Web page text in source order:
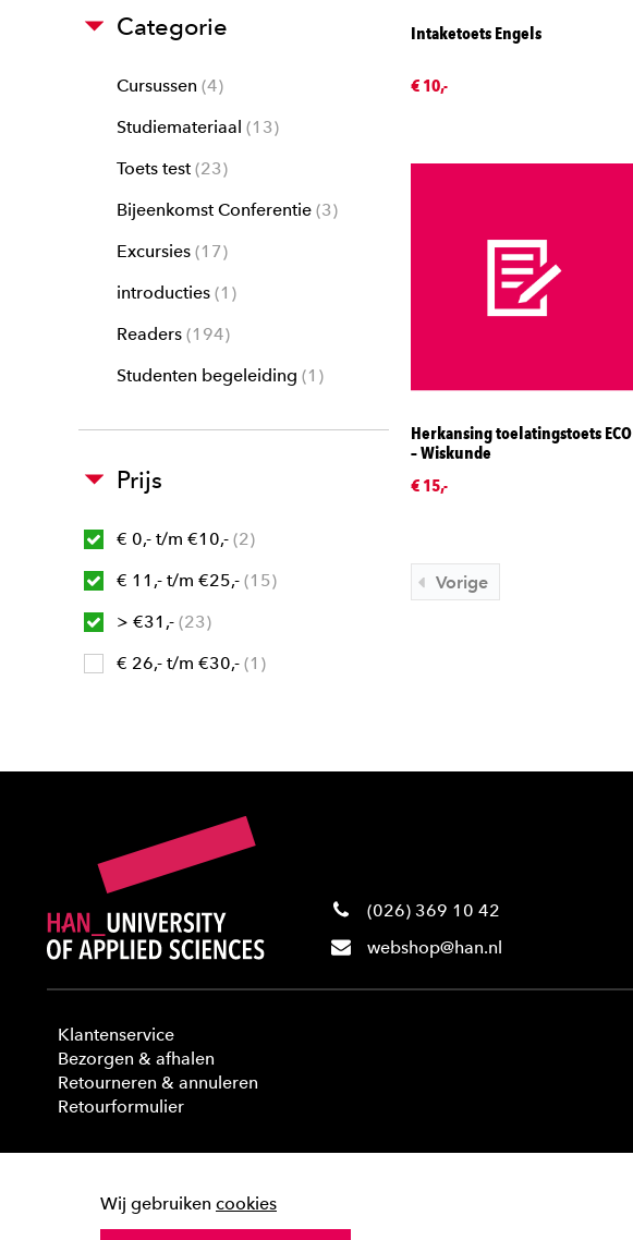
Categorie
Cursussen 4
Studiemateriaal
13
Toets test 23
Bijeenkomst Conferentie 3
Excursies 17
introducties 1
Readers 194
Studenten begeleiding
1
Prijs
€ 0,- t/m €10,- 2
€ 11,- t/m €25,- 15
> €31,- 23
€ 26,- t/m €30,- 1
Intaketoets Engels
€ 10,-
Herkansing toelatingstoets ECO
– Wiskunde
€ 15,-
Vorige
(026) 369 10 42
webshop@han.nl
Klantenservice
Bezorgen & afhalen
Retourneren & annuleren
Retourformulier
Wij gebruiken cookies